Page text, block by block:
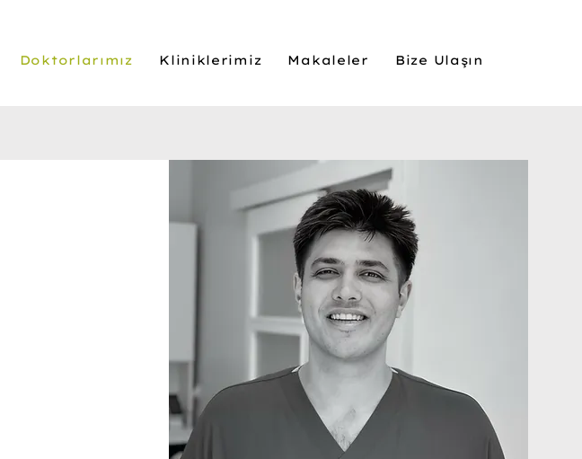
Doktorlarımız Kliniklerimiz Makaleler Bize Ulaşın